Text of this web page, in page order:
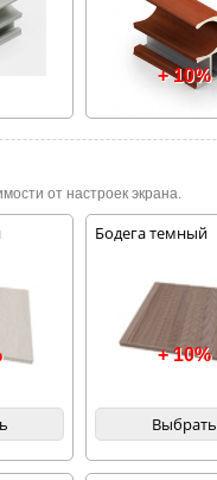
+ 10%
от настроек экрана.
Бодега темный
+ 10%
Выбрать